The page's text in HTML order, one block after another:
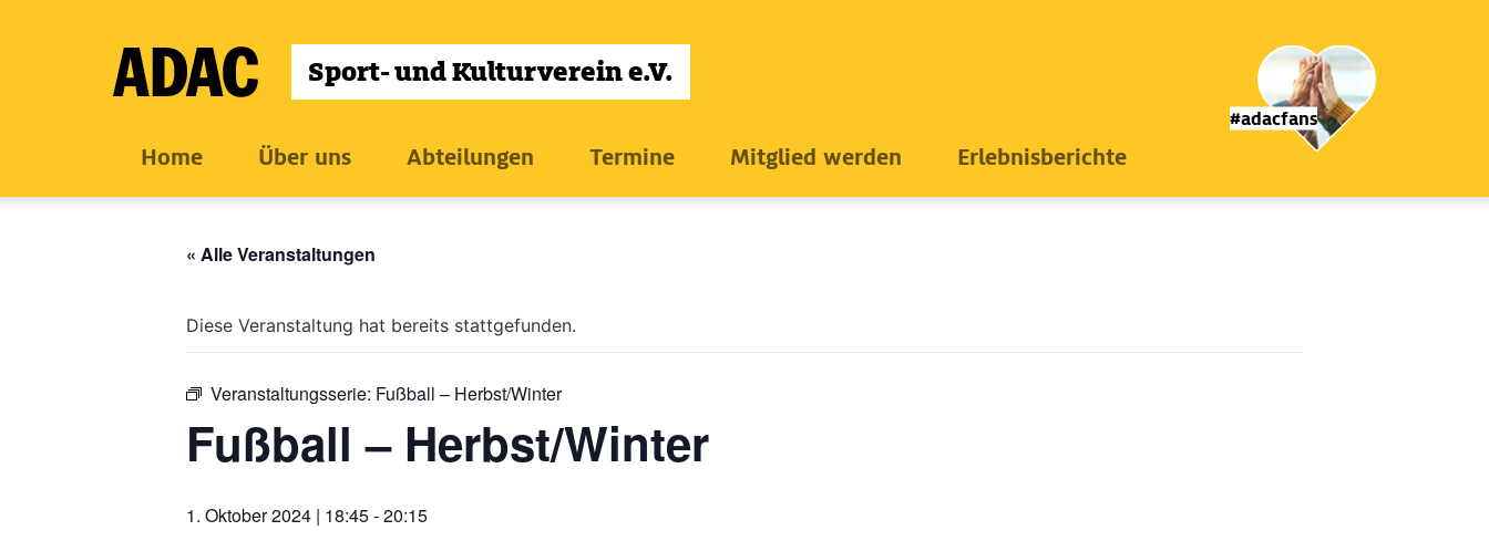
Home Über uns Abteilungen Termine Mitglied werden Erlebnisberichte
#adacfans
« Alle Veranstaltungen
Diese Veranstaltung hat bereits stattgefunden.
Veranstaltungsserie: Fußball – Herbst/Winter
Fußball – Herbst/Winter
1. Oktober 2024 | 18:45-20:15